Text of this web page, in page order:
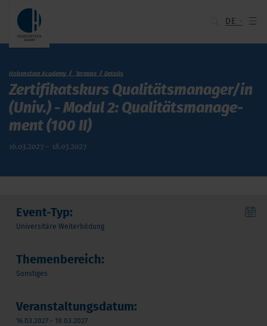
DE
Hohenstein Academy Termine Details
Zer­ti­fi­kats­kurs Qualitäts­manager/in
(Univ.) - Modul 2: Qualitäts­manage­
ment (100 II)
16.03.2027 - 18.03.2027
Event-Typ:
Universitäre Weiterbildung
Themenbereich:
Sonstiges
Veranstaltungsdatum:
16.03.2027 - 18.03.2027